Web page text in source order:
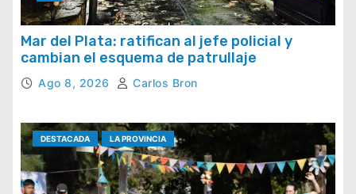
Mar del Plata: ratifican al jefe policial y
cambian el esquema de patrullaje
Ago 8, 2026 Carlos Bron
DESTACADA LA PROVINCIA